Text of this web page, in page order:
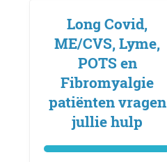
Long Covid,
ME/CVS, Lyme,
POTS en
Fibromyalgie
patiënten vragen
jullie hulp